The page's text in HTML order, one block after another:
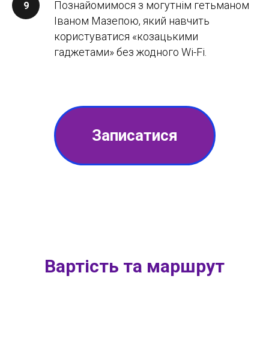
Познайомимося з могутнім гетьманом
Іваном Мазепою, який навчить
користуватися «козацькими
гаджетами» без жодного Wi-Fi.
Записатися
Вартість та маршрут